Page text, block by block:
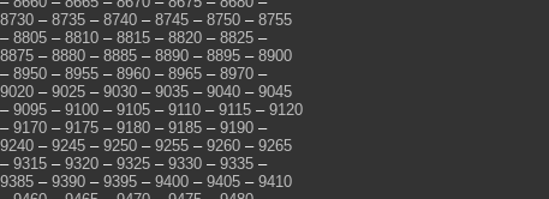
8730 – 8735 – 8740 – 8745 – 8750 – 8755
– 8805 – 8810 – 8815 – 8820 – 8825 –
8875 – 8880 – 8885 – 8890 – 8895 – 8900
– 8950 – 8955 – 8960 – 8965 – 8970 –
9020 – 9025 – 9030 – 9035 – 9040 – 9045
– 9095 – 9100 – 9105 – 9110 – 9115 – 9120
– 9170 – 9175 – 9180 – 9185 – 9190 –
9240 – 9245 – 9250 – 9255 – 9260 – 9265
– 9315 – 9320 – 9325 – 9330 – 9335 –
9385 – 9390 – 9395 – 9400 – 9405 – 9410